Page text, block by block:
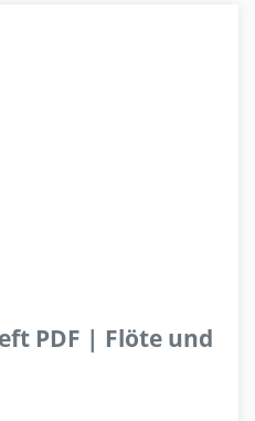
PDF | Flöte und